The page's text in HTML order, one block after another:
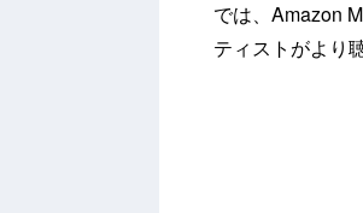
では、Amazon
ティストがより